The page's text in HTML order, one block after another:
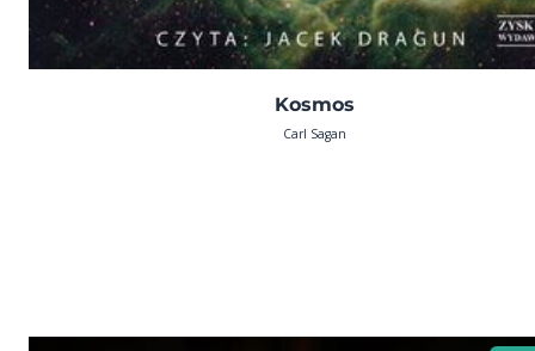
Kosmos
Carl Sagan